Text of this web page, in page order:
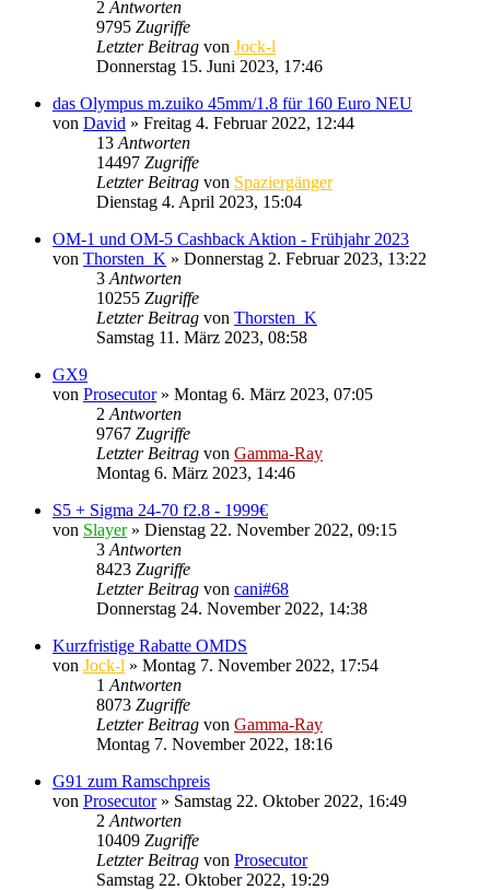
2 Antworten
9795 Zugriffe
Letzter Beitrag von Jock-l
Donnerstag 15. Juni 2023, 17:46
das Olympus m.zuiko 45mm/1.8 für 160 Euro NEU
von David » Freitag 4. Februar 2022, 12:44
13 Antworten
14497 Zugriffe
Letzter Beitrag von Spaziergänger
Dienstag 4. April 2023, 15:04
OM-1 und OM-5 Cashback Aktion - Frühjahr 2023
von Thorsten_K » Donnerstag 2. Februar 2023, 13:22
3 Antworten
10255 Zugriffe
Letzter Beitrag von Thorsten_K
Samstag 11. März 2023, 08:58
GX9
von Prosecutor» Montag 6. März 2023, 07:05
2 Antworten
9767 Zugriffe
Letzter Beitrag von Gamma-Ray
Montag 6. März 2023, 14:46
S5 + Sigma 24-70 f2.8 - 1999€
von Slayer» Dienstag 22. November 2022, 09:15
3 Antworten
8423 Zugriffe
Letzter Beitrag von cani#68
Donnerstag 24. November 2022, 14:38
Kurzfristige Rabatte OMDS
von Jock-l » Montag 7. November 2022, 17:54
1 Antworten
8073 Zugriffe
Letzter Beitrag von Gamma-Ray
Montag 7. November 2022, 18:16
G91 zum Ramschpreis
von Prosecutor» Samstag 22. Oktober 2022, 16:49
2 Antworten
10409 Zugriffe
Letzter Beitrag von Prosecutor
Samstag 22. Oktober 2022, 19:29